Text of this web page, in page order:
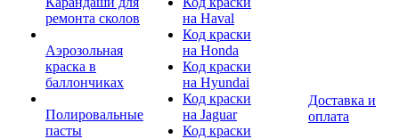
ремонта сколов
Аэрозольная
краска в
баллончиках
Полировальные
пасты
на Haval
Код краски
на Honda
Код краски
на Hyundai
Код краски
на Jaguar
Код краски
Доставка и
оплата